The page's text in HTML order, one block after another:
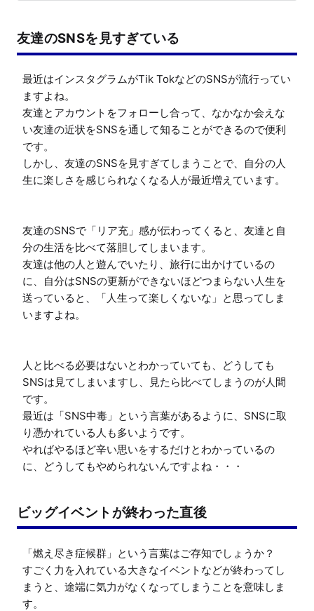
友達のSNSを見すぎている
最近はインスタグラムがTik TokなどのSNSが流行ってい
ますよね。
友達とアカウントをフォローし合って、なかなか会えな
い友達の近状をSNSを通して知ることができるので便利
です。
しかし、友達のSNSを見すぎてしまうことで、自分の人
生に楽しさを感じられなくなる人が最近増えています。
友達のSNSで「リア充」感が伝わってくると、友達と自
分の生活を比べて落胆してしまいます。
友達は他の人と遊んでいたり、旅行に出かけているの
に、自分はSNSの更新ができないほどつまらない人生を
送っていると、「人生って楽しくないな」と思ってしま
いますよね。
人と比べる必要はないとわかっていても、どうしても
SNSは見てしまいますし、見たら比べてしまうのが人間
です。
最近は「SNS中毒」という言葉があるように、SNSに取
り憑かれている人も多いようです。
やればやるほど辛い思いをするだけとわかっているの
に、どうしてもやめられないんですよね・・・
ビッグイベントが終わった直後
「燃え尽き症候群」という言葉はご存知でしょうか？
すごく力を入れている大きなイベントなどが終わってし
まうと、途端に気力がなくなってしまうことを意味しま
す。